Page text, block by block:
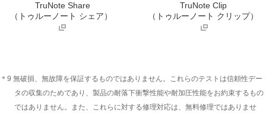
TruNote Share
（トゥルーノート シェア）
TruNote Clip
（トゥルーノート クリップ）
＊9 無破損、無故障を保証するものではありません。これらのテストは信頼性デー
タの収集のためであり、製品の耐落下衝撃性能や耐加圧性能をお約束するもの
ではありません。また、これらに対する修理対応は、無料修理ではありませ